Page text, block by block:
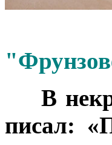
В
писал: